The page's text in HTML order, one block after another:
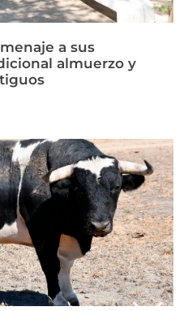
a sus
almuerzo y